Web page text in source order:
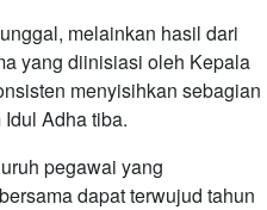
melainkan hasil dari
yang diinisiasi oleh Kepala
menyisihkan sebagian
Adha tiba.
pegawai yang
dapat terwujud tahun